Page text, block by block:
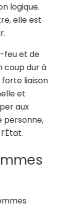
logique.
elle est
feu et de
coup dur à
forte liaison
et
aux
personne,